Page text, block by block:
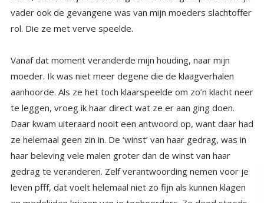
rol. Die ze met verve speelde.
Vanaf dat moment veranderde mijn houding, naar mijn
moeder. Ik was niet meer degene die de klaagverhalen
aanhoorde. Als ze het toch klaarspeelde om zo’n klacht neer
te leggen, vroeg ik haar direct wat ze er aan ging doen.
Daar kwam uiteraard nooit een antwoord op, want daar had
ze helemaal geen zin in. De ‘winst’ van haar gedrag, was in
haar beleving vele malen groter dan de winst van haar
gedrag te veranderen. Zelf verantwoording nemen voor je
leven pfff, dat voelt helemaal niet zo fijn als kunnen klagen
en medelijden krijgen van je toehoorders. Ze deed steeds
minder pogingen om mij als klankbord te gebruiken. De
doodenkele keer dat ze nog eens een poging deed,
reageerde ik niet zoals ze hoopte en dan liet ze haar
krachtigste wapen op me los. Tranen, grote verdrietige
ogen vol tranen. En ja daar was ik ook nog niet zo goed
tegen bestand, en dan gaf ik mijn poging om haar zelf iets
te laten ondernemen, maar op. Ze heeft deze rol tot het